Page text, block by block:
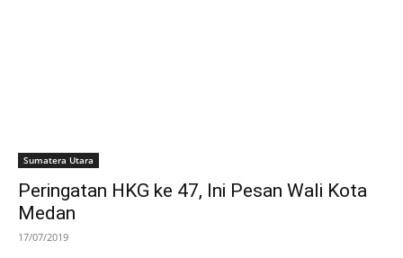
Sumatera Utara
Peringatan HKG ke 47, Ini Pesan Wali Kota
Medan
17/07/2019